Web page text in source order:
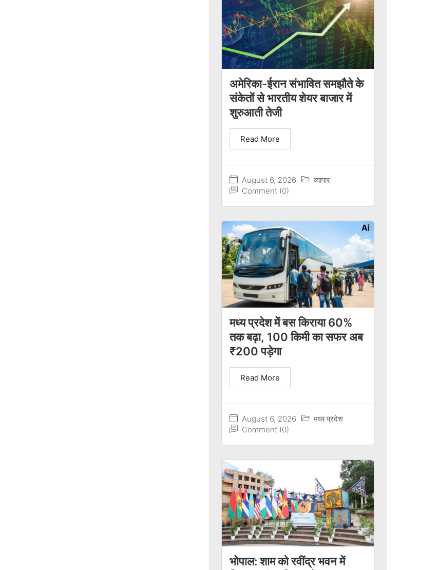
अमेरिका-ईरान संभावित समझौते के
संकेतों से भारतीय शेयर बाजार में
शुरुआती तेजी
August 6, 2026
व्यापार
Comment (0)
Read More
मध्य प्रदेश में बस किराया 60%
तक बढ़ा, 100 किमी का सफर अब
₹200 पड़ेगा
August 6, 2026
मध्य प्रदेश
Comment (0)
Read More
भोपाल: शाम को रवींद्र भवन में